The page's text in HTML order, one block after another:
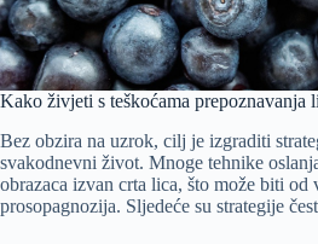
Kako živjeti s teškoćama prepoznavanja
Bez obzira na uzrok, cilj je izgraditi
svakodnevni život. Mnoge tehnike
obrazaca izvan crta lica, što može biti
prosopagnozija. Sljedeće su strategije